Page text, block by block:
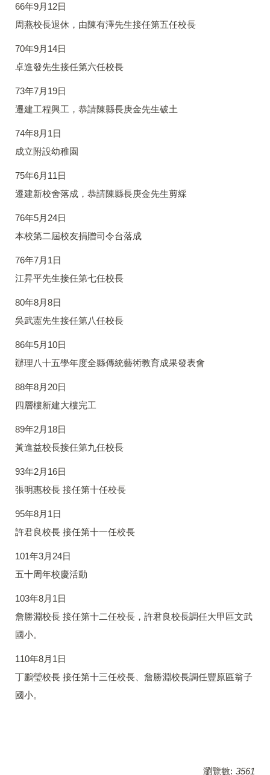
66年9月12日
周燕校長退休，由陳有澤先生接任第五任校長
70年9月14日
卓進發先生接任第六任校長
73年7月19日
遷建工程興工，恭請陳縣長庚金先生破土
74年8月1日
成立附設幼稚園
75年6月11日
遷建新校舍落成，恭請陳縣長庚金先生剪綵
76年5月24日
本校第二屆校友捐贈司令台落成
76年7月1日
江昇平先生接任第七任校長
80年8月8日
吳武憲先生接任第八任校長
86年5月10日
辦理八十五學年度全縣傳統藝術教育成果發表會
88年8月20日
四層樓新建大樓完工
89年2月18日
黃進益校長接任第九任校長
93年2月16日
張明惠校長 接任第十任校長
95年8月1日
許君良校長 接任第十一任校長
101年3月24日
五十周年校慶活動
103年8月1日
詹勝淵校長 接任第十二任校長，許君良校長調任大甲區文武
國小。
110年8月1日
丁鸝瑩校長 接任第十三任校長、詹勝淵校長調任豐原區翁子
國小。
瀏覽數: 3561